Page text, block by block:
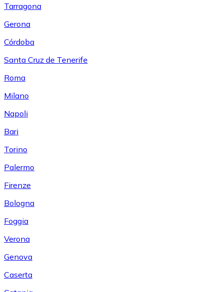
Tarragona
Gerona
Córdoba
Santa Cruz de Tenerife
Roma
Milano
Napoli
Bari
Torino
Palermo
Firenze
Bologna
Foggia
Verona
Genova
Caserta